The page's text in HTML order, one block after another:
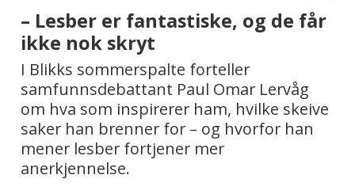
Hatet viser hvorfor vi fremdeles
må heise regnbueflagget
Man er forskjellig, akkurat som fargene i
regnbueflagget. La folk ha det bra, skriver
Regine Folkman Rossnes.